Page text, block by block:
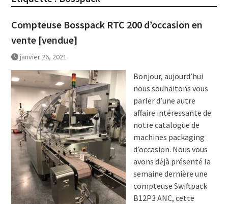
Compteuse Bosspack RTC 200 d’occasion en
vente [vendue]
janvier 26, 2021
Bonjour, aujourd’hui
nous souhaitons vous
parler d’une autre
affaire intéressante de
notre catalogue de
machines packaging
d’occasion. Nous vous
avons déjà présenté la
semaine dernière une
compteuse Swiftpack
B12P3 ANC, cette